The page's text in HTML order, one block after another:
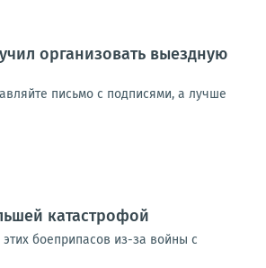
организовать выездную
письмо с подписями, а лучше
катастрофой
боеприпасов из-за войны с